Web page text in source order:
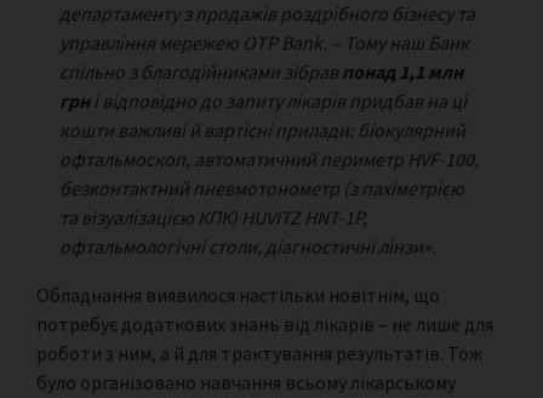
департаменту з продажів роздрібного бізнесу та
управління мережею OTP Bank. – Тому наш Банк
спільно з благодійниками зібрав понад 1,1 млн
грні відповідно до запиту лікарів придбав на ці
кошти важливі й вартісні прилади: біокулярний
офтальмоскоп, автоматичний периметр HVF-100,
безконтактний пневмотонометр (з пахіметрією
та візуалізацією КПК) HUVITZ HNT-1P,
офтальмологічні столи, діагностичні лінзи».
Обладнання виявилося настільки новітнім, що
потребує додаткових знань від лікарів – не лише для
роботи з ним, а й для трактування результатів. Тож
було організовано навчання всьому лікарському